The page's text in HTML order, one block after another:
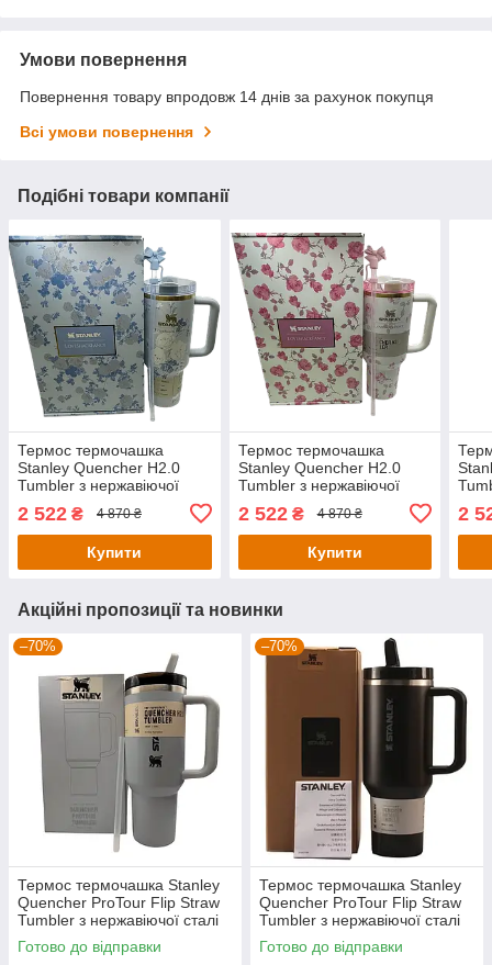
Умови повернення
Повернення товару впродовж 14 днів за рахунок покупця
Всі умови повернення
Подібні товари компанії
Термос термочашка
Stanley Quencher H2.0
Tumbler з нержавіючої
сталі 1,18 л Everblooming
Rosettes KT6007855
2 522 ₴ 4 870 ₴
Купити
Термос термочашка
Stanley Quencher H2.0
Tumbler з нержавіючої
сталі 1,18 л Ribbon Roza
KT6007856
2 522₴ 4 870 ₴
Купити
Bow
2
Акційні пропозиції та новинки
–70%
Термос термочашка Stanley
Quencher ProTour Flip Straw
Tumbler з нержавіючої сталі
Gray 1,18 л KT7001953-C1-
Уцінка
Готово до відправки
–70%
Термос термочашка Stanley
Quencher ProTour Flip Straw
Tumbler з нержавіючої сталі
Black 2.0 1,18 л KT6007870-
C12-Уцінка
Готово до відправки